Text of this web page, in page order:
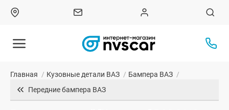
Главная / Кузовные детали ВАЗ / Бампера ВАЗ /
Передние бампера ВАЗ